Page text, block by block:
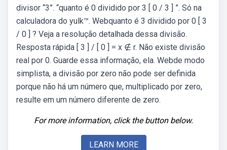
divisor “3”. “quanto é 0 dividido por 3 [ 0 / 3 ] ”. Só na
calculadora do yulk™. Webquanto é 3 dividido por 0 [ 3
/ 0 ] ? Veja a resolução detalhada dessa divisão.
Resposta rápida [ 3 ] / [ 0 ] = x ∉ r. Não existe divisão
real por 0. Guarde essa informação, ela. Webde modo
simplista, a divisão por zero não pode ser definida
porque não há um número que, multiplicado por zero,
resulte em um número diferente de zero.
For more information, click the button below.
LEARN MORE